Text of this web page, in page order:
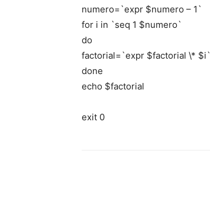
numero=`expr $numero – 1`
for i in `seq 1 $numero`
do
factorial=`expr $factorial \* $i`
done
echo $factorial
exit 0